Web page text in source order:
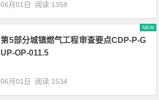
06月01日 阅读 1358
第5部分城镇燃气工程审查要点CDP-P-G
UP-OP-011.5
NEW
06月01日 阅读 1534